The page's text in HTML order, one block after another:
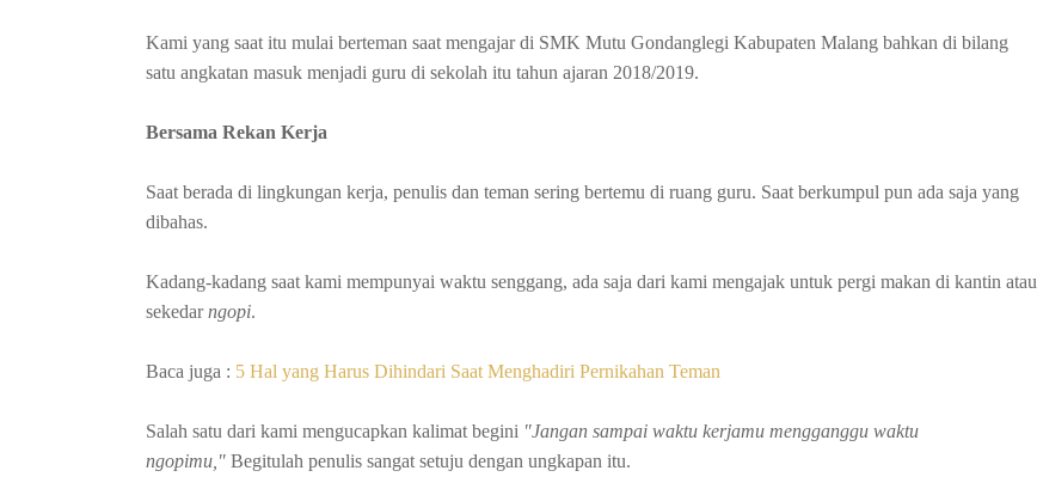
Kami yang saat itu mulai berteman saat mengajar di SMK Mutu Gondanglegi Kabupaten Malang bahkan di bilang
satu angkatan masuk menjadi guru di sekolah itu tahun ajaran 2018/2019.
Bersama Rekan Kerja
Saat berada di lingkungan kerja, penulis dan teman sering bertemu di ruang guru. Saat berkumpul pun ada saja yang
dibahas.
Kadang-kadang saat kami mempunyai waktu senggang, ada saja dari kami mengajak untuk pergi makan di kantin atau
sekedarngopi.
Baca juga : 5 Hal yang Harus Dihindari Saat Menghadiri Pernikahan Teman
Salah satu dari kami mengucapkan kalimat begini "Jangan sampai waktu kerjamu mengganggu waktu
ngopimu," Begitulah penulis sangat setuju dengan ungkapan itu.